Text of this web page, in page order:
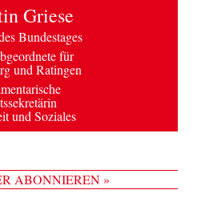
Griese
Bundestages
für
und Ratingen
und Soziales
ABONNIEREN »